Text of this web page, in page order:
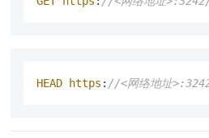
HEAD https : //<网络地址